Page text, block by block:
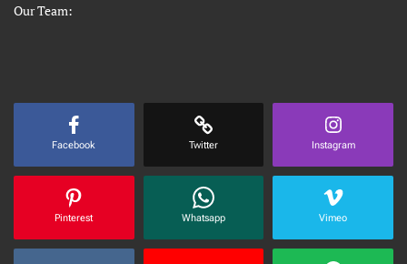
Our Team:
Facebook Twitter Instagram
Pinterest Whatsapp Vimeo